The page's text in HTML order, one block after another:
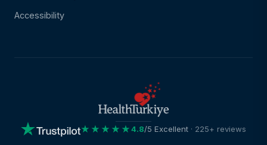
Accessibility
★★★★★4.8/5 Excellent · 225+ reviews